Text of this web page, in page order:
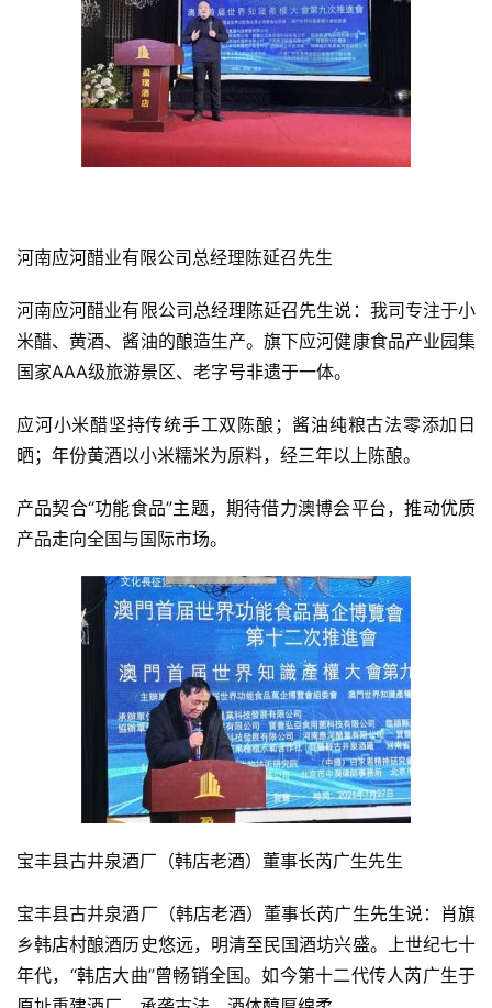
河南应河醋业有限公司总经理陈延召先生
河南应河醋业有限公司总经理陈延召先生说：我司专注于小
米醋、黄酒、酱油的酿造生产。旗下应河健康食品产业园集
国家AAA级旅游景区、老字号非遗于一体。
应河小米醋坚持传统手工双陈酿；酱油纯粮古法零添加日
晒；年份黄酒以小米糯米为原料，经三年以上陈酿。
产品契合“功能食品”主题，期待借力澳博会平台，推动优质
产品走向全国与国际市场。
宝丰县古井泉酒厂（韩店老酒）董事长芮广生先生
宝丰县古井泉酒厂（韩店老酒）董事长芮广生先生说：肖旗
乡韩店村酿酒历史悠远，明清至民国酒坊兴盛。上世纪七十
年代，“韩店大曲”曾畅销全国。如今第十二代传人芮广生于